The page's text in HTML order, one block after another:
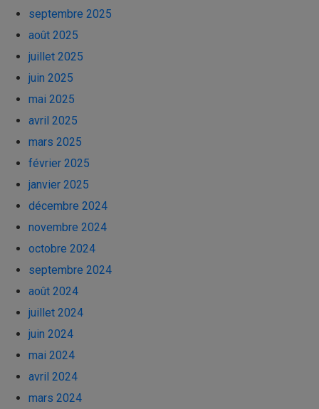
septembre 2025
août 2025
juillet 2025
juin 2025
mai 2025
avril 2025
mars 2025
février 2025
janvier 2025
décembre 2024
novembre 2024
octobre 2024
septembre 2024
août 2024
juillet 2024
juin 2024
mai 2024
avril 2024
mars 2024